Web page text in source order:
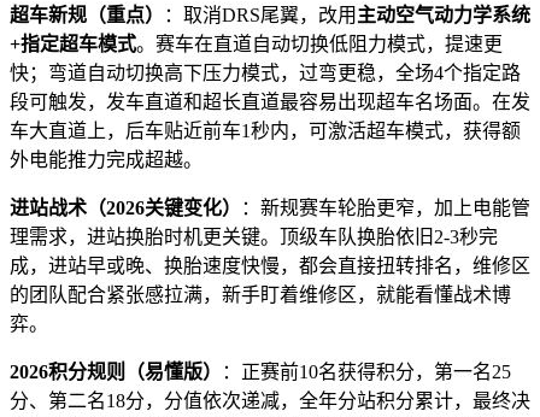
超车新规（重点） ：取消DRS尾翼，改用 主动空气动力学系统
+指定超车模式。赛车在直道自动切换低阻力模式，提速更
快；弯道自动切换高下压力模式，过弯更稳，全场4个指定路
段可触发，发车直道和超长直道最容易出现超车名场面。在发
车大直道上，后车贴近前车1秒内，可激活超车模式，获得额
外电能推力完成超越。
进站战术（2026关键变化）
：新规赛车轮胎更窄，加上电能管
理需求，进站换胎时机更关键。顶级车队换胎依旧2-3秒完
成，进站早或晚、换胎速度快慢，都会直接扭转排名，维修区
的团队配合紧张感拉满，新手盯着维修区，就能看懂战术博
弈。
2026积分规则（易懂版）
：正赛前10名获得积分，第一名25
分、第二名18分，分值依次递减，全年分站积分累计，最终决